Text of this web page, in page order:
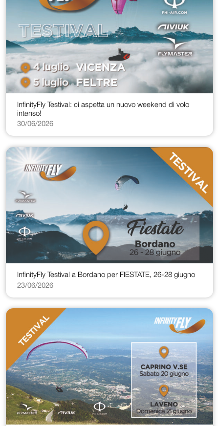
InfinityFly Testival: ci aspetta un nuovo weekend di volo
intenso!
30/06/2026
InfinityFly Testival a Bordano per FIESTATE, 26-28 giugno
23/06/2026